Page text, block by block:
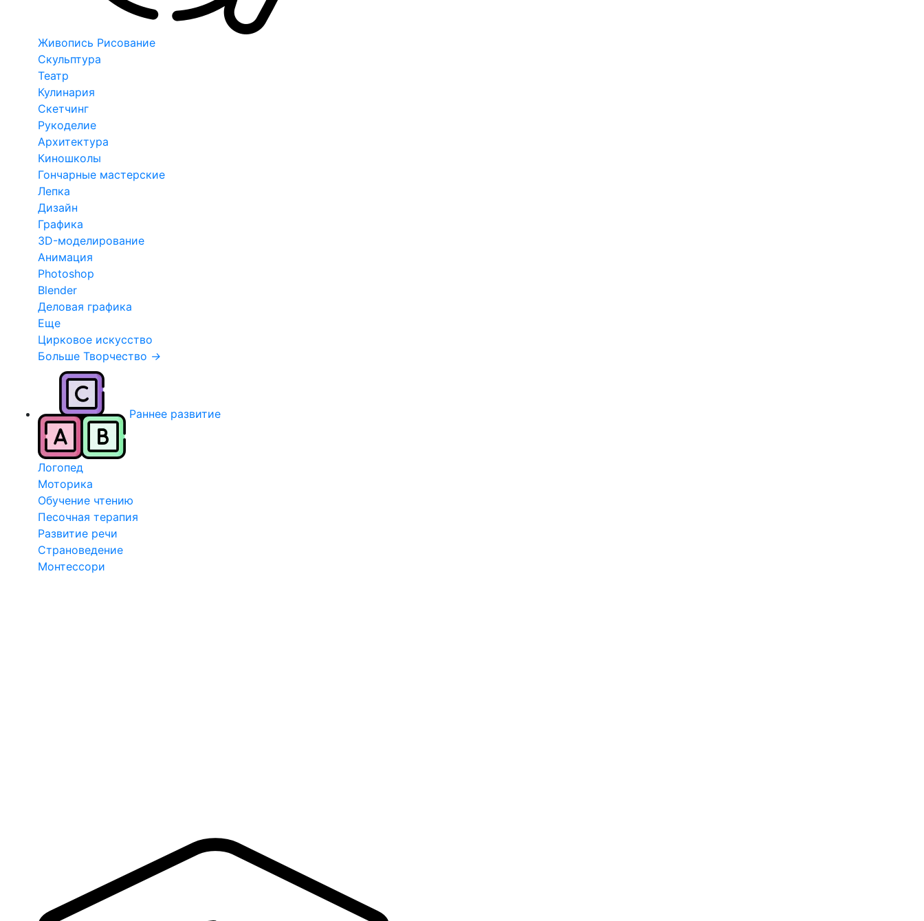
Живопись Рисование
Скульптура
Театр
Кулинария
Скетчинг
Рукоделие
Архитектура
Киношколы
Гончарные мастерские
Лепка
Дизайн
Графика
3D-моделирование
Анимация
Photoshop
Blender
Деловая графика
Еще
Цирковое искусство
Больше Творчество →
Раннее развитие
Логопед
Моторика
Обучение чтению
Песочная терапия
Развитие речи
Страноведение
Монтессори